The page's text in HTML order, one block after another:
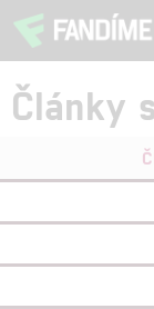
Články